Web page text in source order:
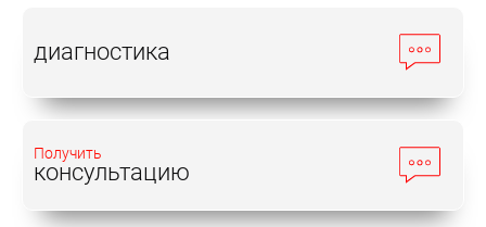
диагностика
Получить
консультацию